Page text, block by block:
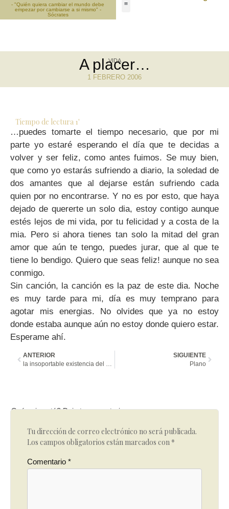
- "Quién quiera cambiar el mundo debe
empezar por cambiarse a si mismo" -
Sócrates
VIDA
A placer…
1 FEBRERO 2006
Tiempo de lectura 1'
…puedes tomarte el tiempo necesario, que por mi
parte yo estaré esperando el día que te decidas a
volver y ser feliz, como antes fuimos. Se muy bien,
que como yo estarás sufriendo a diario, la soledad de
dos amantes que al dejarse están sufriendo cada
quien por no encontrarse. Y no es por esto, que haya
dejado de quererte un solo dia, estoy contigo aunque
estés lejos de mi vida, por tu felicidad y a costa de la
mia. Pero si ahora tienes tan solo la mitad del gran
amor que aún te tengo, puedes jurar, que al que te
tiene lo bendigo. Quiero que seas feliz! aunque no sea
conmigo.
Sin canción, la canción es la paz de este dia. Noche
es muy tarde para mi, día es muy temprano para
agotar mis energias. No olvides que ya no estoy
donde estaba aunque aún no estoy donde quiero estar.
Esperame ahí.
ANTERIOR
la insoportable existencia del ser
SIGUIENTE
Plano
Qué opinas tú? Deja tu comentario
Tu dirección de correo electrónico no será publicada.
Los campos obligatorios están marcados con *
Comentario *